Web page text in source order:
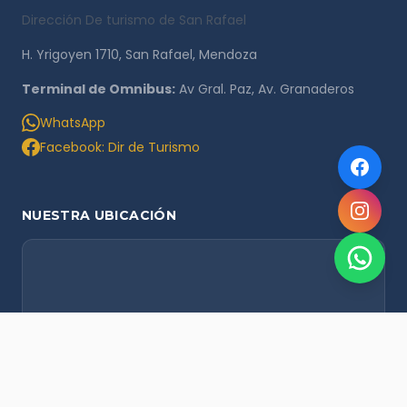
Dirección De turismo de San Rafael
H. Yrigoyen 1710, San Rafael, Mendoza
Terminal de Omnibus: Av Gral. Paz, Av. Granaderos
WhatsApp
Facebook: Dir de Turismo
NUESTRA UBICACIÓN